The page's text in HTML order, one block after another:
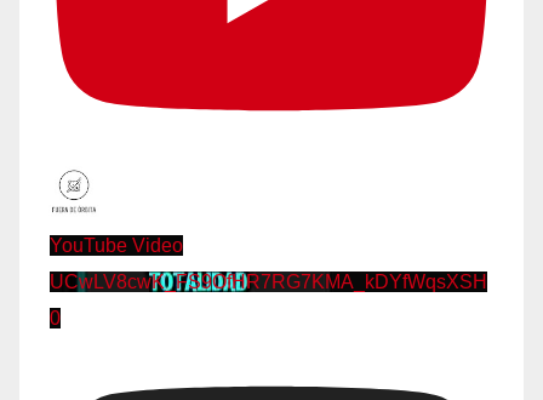
YouTube Video
UCwLV8cwK_FS9OfHR7RG7KMA_kDYfWqsXSH
0